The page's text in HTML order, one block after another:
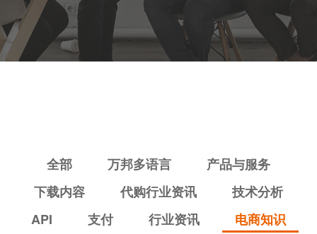
全部 万邦多语言
产品与服务
下载内容
代购行业资讯
技术分析
API
支付 行业资讯
电商知识